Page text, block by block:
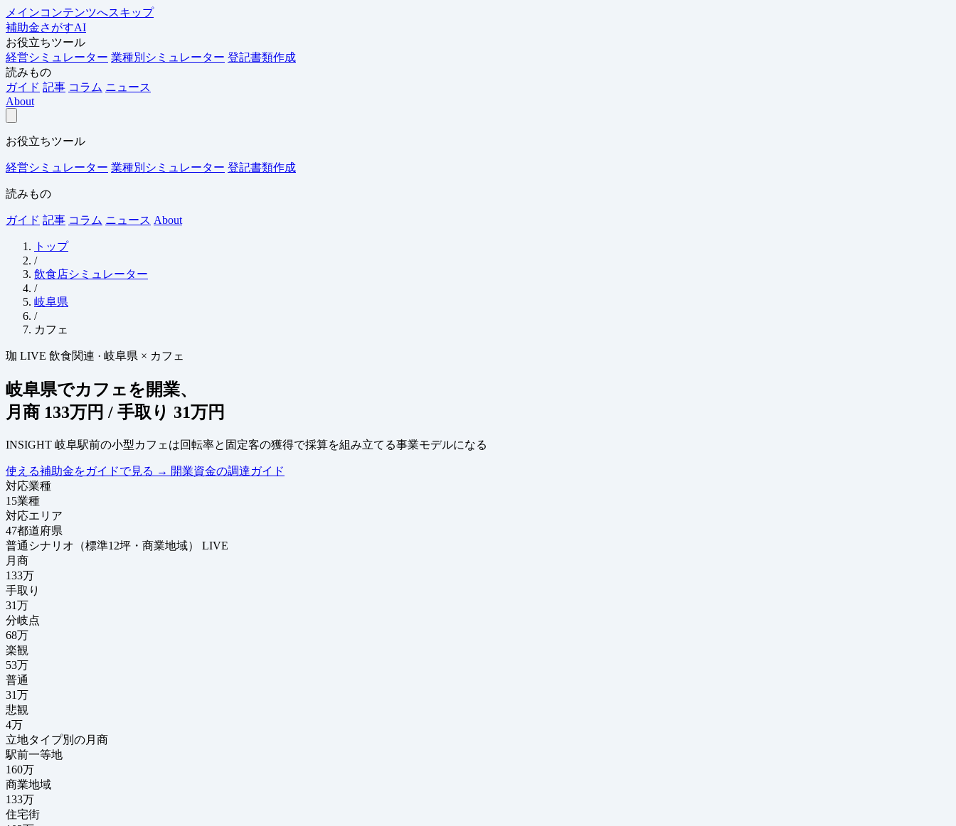
メインコンテンツへスキップ
補助金さがすAI
お役立ちツール
経営シミュレーター 業種別シミュレーター 登記書類作成
読みもの
ガイド 記事 コラム ニュース
About
お役立ちツール
経営シミュレーター 業種別シミュレーター 登記書類作成
読みもの
ガイド 記事 コラム ニュース About
トップ
/
飲食店シミュレーター
/
岐阜県
/
カフェ
珈 LIVE 飲食関連 · 岐阜県 × カフェ
岐阜県でカフェを開業、
月商 133万円 / 手取り 31万円
INSIGHT 岐阜駅前の小型カフェは回転率と固定客の獲得で採算を組み立てる事業モデルになる
使える補助金をガイドで見る → 開業資金の調達ガイド
対応業種
15業種
対応エリア
47都道府県
普通シナリオ（標準12坪・商業地域）
LIVE
月商
133万
手取り
31万
分岐点
68万
楽観
53万
普通
31万
悲観
4万
立地タイプ別の月商
駅前一等地
160万
商業地域
133万
住宅街